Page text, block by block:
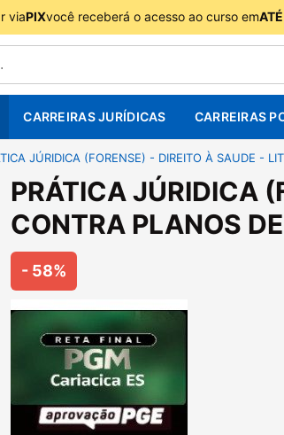
viaPIXvocê receberá o acesso ao curso em
CARREIRAS JURÍDICAS CARREIRAS
JÚRIDICA (FORENSE) - DIREITO À SAUDE -
PRÁTICA JÚRIDICA
CONTRA PLANOS
- 58%